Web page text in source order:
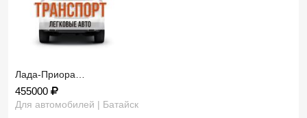
Лада-Приора…
455000
Для автомобилей | Батайск